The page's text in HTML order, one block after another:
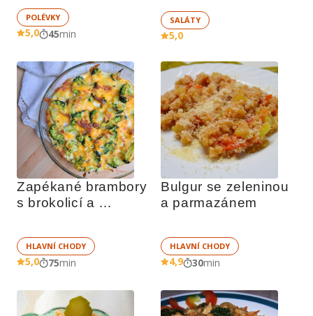
POLÉVKY
5,0 45min
SALÁTY
5,0
Zapékané brambory
s brokolicí a
HLAVNÍ CHODY
5,0 75min
Bulgur se zeleninou
a parmazánem
HLAVNÍ CHODY
4,9 30min